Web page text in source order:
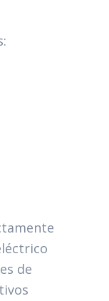
de